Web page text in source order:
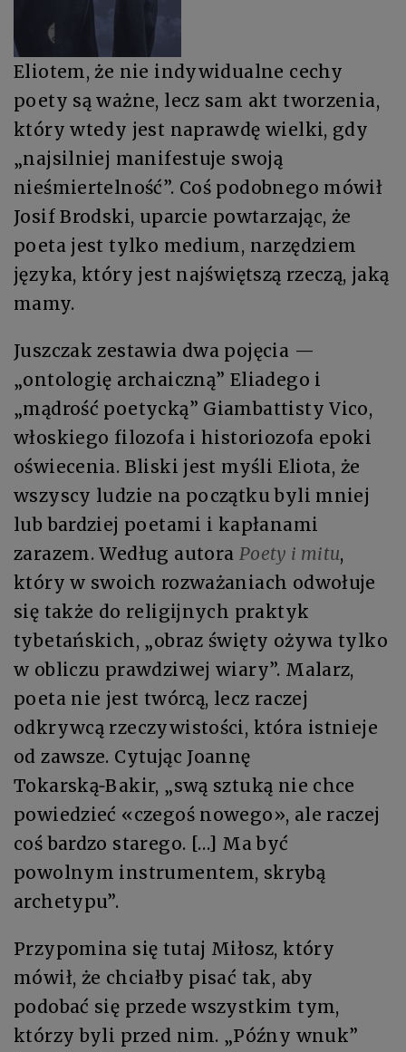
Eliotem, że nie indywidualne cechy
poety są ważne, lecz sam akt tworzenia,
który wtedy jest naprawdę wielki, gdy
„najsilniej manifestuje swoją
nieśmiertelność”. Coś podobnego mówił
Josif Brodski, uparcie powtarzając, że
poeta jest tylko medium, narzędziem
języka, który jest najświętszą rzeczą, jaką
mamy.
Juszczak zestawia dwa pojęcia —
„ontologię archaiczną” Eliadego i
„mądrość poetycką” Giambattisty Vico,
włoskiego filozofa i historiozofa epoki
oświecenia. Bliski jest myśli Eliota, że
wszyscy ludzie na początku byli mniej
lub bardziej poetami i kapłanami
zarazem. Według autora Poety i mitu,
który w swoich rozważaniach odwołuje
się także do religijnych praktyk
tybetańskich, „obraz święty ożywa tylko
w obliczu prawdziwej wiary”. Malarz,
poeta nie jest twórcą, lecz raczej
odkrywcą rzeczywistości, która istnieje
od zawsze. Cytując Joannę
Tokarską‑Bakir, „swą sztuką nie chce
powiedzieć «czegoś nowego», ale raczej
coś bardzo starego. […] Ma być
powolnym instrumentem, skrybą
archetypu”.
Przypomina się tutaj Miłosz, który
mówił, że chciałby pisać tak, aby
podobać się przede wszystkim tym,
którzy byli przed nim. „Późny wnuk”